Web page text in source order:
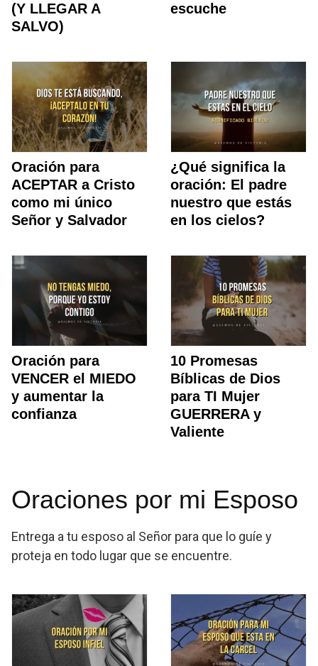
(Y LLEGAR A
SALVO)
escuche
Oración para
ACEPTAR a Cristo
como mi único
Señor y Salvador
¿Qué significa la
oración: El padre
nuestro que estás
en los cielos?
Oración para
VENCER el MIEDO
y aumentar la
confianza
10 Promesas
Bíblicas de Dios
para TI Mujer
GUERRERA y
Valiente
Oraciones por mi Esposo
Entrega a tu esposo al Señor para que lo guíe y
proteja en todo lugar que se encuentre.